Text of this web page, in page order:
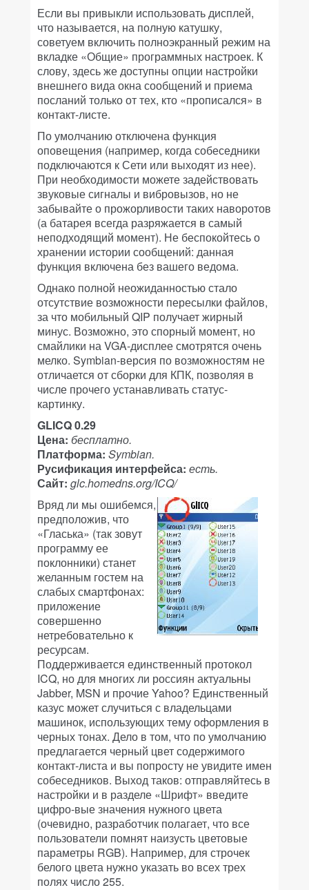
Если вы привыкли использовать дисплей,
что называется, на полную катушку,
советуем включить полноэкранный режим на
вкладке «Общие» программных настроек. К
слову, здесь же доступны опции настройки
внешнего вида окна сообщений и приема
посланий только от тех, кто «прописался» в
контакт-листе.
По умолчанию отключена функция
оповещения (например, когда собеседники
подключаются к Сети или выходят из нее).
При необходимости можете задействовать
звуковые сигналы и вибровызов, но не
забывайте о прожорливости таких наворотов
(а батарея всегда разряжается в самый
неподходящий момент). Не беспокойтесь о
хранении истории сообщений: данная
функция включена без вашего ведома.
Однако полной неожиданностью стало
отсутствие возможности пересылки файлов,
за что мобильный QIP получает жирный
минус. Возможно, это спорный момент, но
смайлики на VGA-дисплее смотрятся очень
мелко. Symbian-версия по возможностям не
отличается от сборки для КПК, позволяя в
числе прочего устанавливать статус-
картинку.
GLICQ 0.29
Цена: бесплатно.
Платформа: Symbian.
Русификация интерфейса: есть.
Сайт: glc.homedns.org/ICQ/
Вряд ли мы ошибемся,
предположив, что
«Гласька» (так зовут
программу ее
поклонники) станет
желанным гостем на
слабых смартфонах:
приложение
совершенно
нетребовательно к
ресурсам.
Поддерживается единственный протокол
ICQ, но для многих ли россиян актуальны
Jabber, MSN и прочие Yahoo? Единственный
казус может случиться с владельцами
машинок, использующих тему оформления в
черных тонах. Дело в том, что по умолчанию
предлагается черный цвет содержимого
контакт-листа и вы попросту не увидите имен
собеседников. Выход таков: отправляйтесь в
настройки и в разделе «Шрифт» введите
цифро-вые значения нужного цвета
(очевидно, разработчик полагает, что все
пользователи помнят наизусть цветовые
параметры RGB). Например, для строчек
белого цвета нужно указать во всех трех
полях число 255.